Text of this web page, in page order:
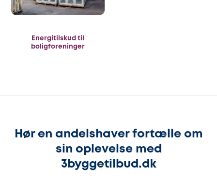
Energitilskud til
boligforeninger
Hør en andelshaver fortælle om
sin oplevelse med
3byggetilbud.dk